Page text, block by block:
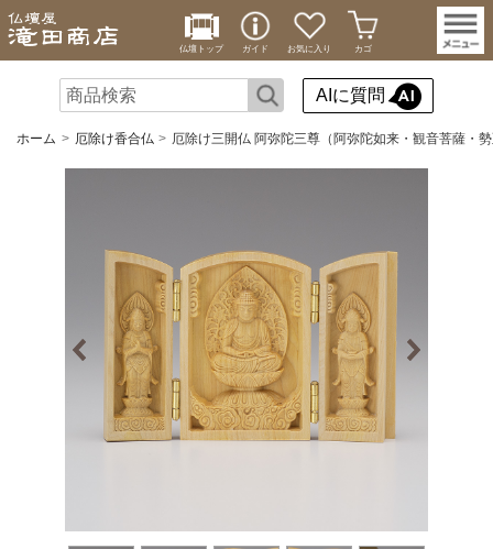
仏壇トップ ガイド お気に入り カゴ
AIに質問
ホーム 厄除け香合仏 厄除け三開仏 阿弥陀三尊（阿弥陀如来・観音菩薩・